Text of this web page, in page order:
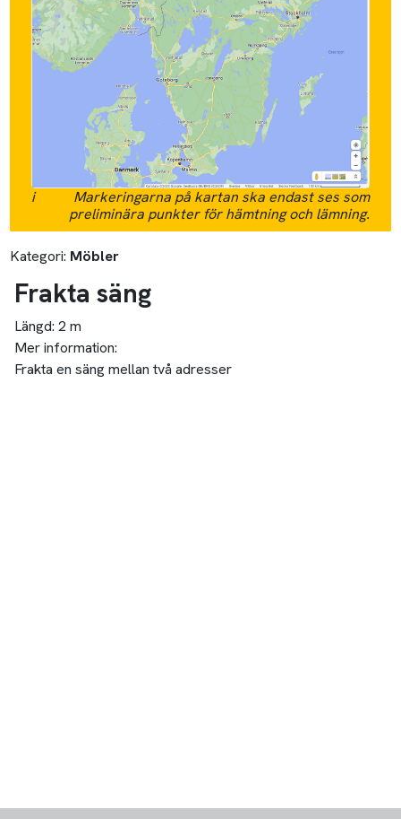
i
Markeringarna på kartan ska endast ses som
preliminära punkter för hämtning och lämning.
Kategori: Möbler
Frakta säng
Längd: 2 m
Mer information:
Frakta en säng mellan två adresser